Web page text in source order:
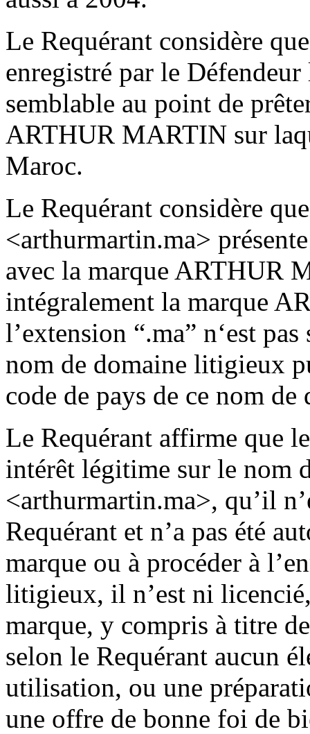
Le Requérant considère
enregistré par le
semblable au point de
ARTHUR MARTIN sur
Maroc.
Le Requérant considère
<arthurmartin.ma>
avec la marque ARTHUR
intégralement la marque
l’extension “.ma” n‘est
nom de domaine litigieux
code de pays de ce nom de
Le Requérant affirme que
intérêt légitime sur le nom
<arthurmartin.ma>, qu’il
Requérant et n’a pas été
marque ou à procéder à
litigieux, il n’est ni
marque, y compris à titre
selon le Requérant aucun
utilisation, ou une
une offre de bonne foi de